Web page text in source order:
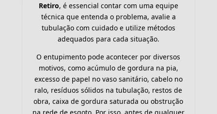
Retiro, é essencial contar com uma equipe
técnica que entenda o problema, avalie a
tubulação com cuidado e utilize métodos
adequados para cada situação.
O entupimento pode acontecer por diversos
motivos, como acúmulo de gordura na pia,
excesso de papel no vaso sanitário, cabelo no
ralo, resíduos sólidos na tubulação, restos de
obra, caixa de gordura saturada ou obstrução